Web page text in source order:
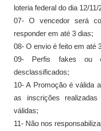
loteria federal do dia 12/11/
07- O vencedor será
responder em até 3 dias;
08- O envio é feito em até
09- Perfis fakes ou
desclassificados;
10- A Promoção é válida
as inscrições
válidas;
11- Não nos